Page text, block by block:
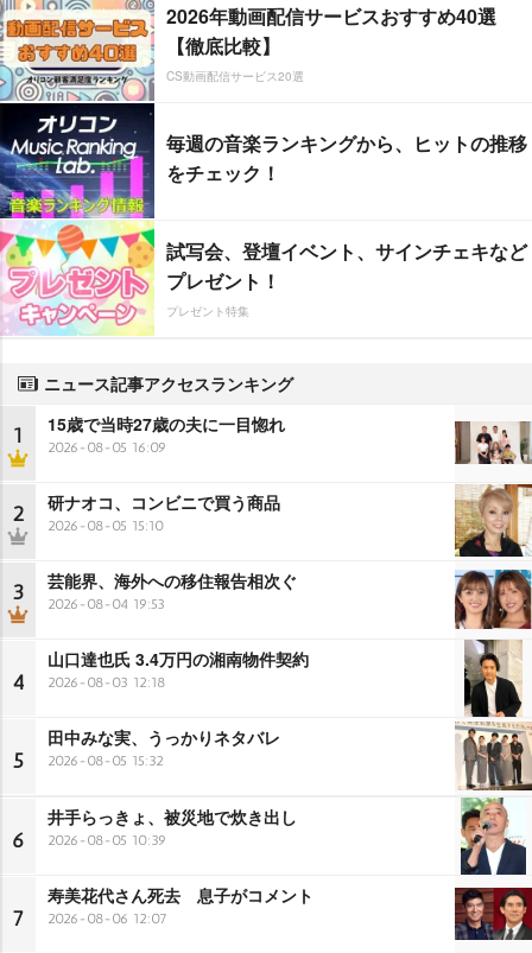
2026年動画配信サービスおすすめ40選
【徹底比較】
CS動画配信サービス20選
毎週の音楽ランキングから、ヒットの推移
をチェック！
試写会、登壇イベント、サインチェキなど
プレゼント！
プレゼント特集
ニュース記事アクセスランキング
1 15歳で当時27歳の夫に一目惚れ
2026-08-05 16:09
2 研ナオコ、コンビニで買う商品
2026-08-05 15:10
3 芸能界、海外への移住報告相次ぐ
2026-08-04 19:53
4
山口達也氏 3.4万円の湘南物件契約
2026-08-03 12:18
5
田中みな実、うっかりネタバレ
2026-08-05 15:32
6
井手らっきょ、被災地で炊き出し
2026-08-05 10:39
7
寿美花代さん死去 息子がコメント
2026-08-06 12:07